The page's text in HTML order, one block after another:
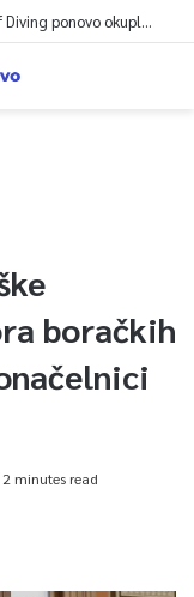
Sarajevo u znaku spektakla: Bentbaša Cliff Diving ponovo okuplja najbolje skakače i vrhunsku zabavu
boračkih
2 minutes read